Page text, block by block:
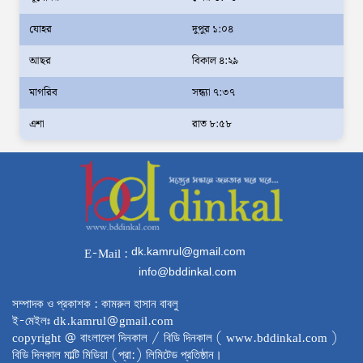
দক্ষিণখানে সেই নারী চিকিৎসককে খুনের মামলায়
গ্রেপ্তার তার স্বামী সোহেল রানার দুই দিনের রিমান্ড
আদালত
আইনশৃঙ্খলা পরিস্থিতি সম্পূর্ণ নিয়ন্ত্রণে রয়েছে:
স্বরাষ্ট্রমন্ত্রীর সঙ্গে অস্ট্রেলিয়ার নাগরিকত্ব, কাস্টম
ও বহুসংস্কৃতি বিষয়ক সহকারী মন্ত্রীর সাক্ষাৎ
‘তরুণদের উৎসাহ দিলেন যুব ও ক্রীড়া প্রতিমন্ত্রী,
এলজিআরডি প্রতিমন্ত্রী, জনপ্রশাসন প্রতিমন্ত্রীসহ
বগুড়ার সংসদ সদস্যরা’
টাকা সহ জন মাদক ব্যবসায়ীকে গ্রেফতার করেছে
র‌্যাব কুষ্টিয়া
যোহর
দুপুর ১:০৪
আছর
বিকাল ৪:২৯
মাগরিব
সন্ধ্যা ৭:৩৭
এশা
রাত ৮:৫৮
E-Mail : dk.kamrul@gmail.com
info@bddinkal.com
সম্পাদক ও প্রকাশক : কামরুল হাসান বাবলু
ই-মেইলঃ dk.kamrul@gmail.com
copyright @ বাংলাদেশ দিনকাল / বিডি দিনকাল ( www.bddinkal.com )
বিডি দিনকাল মাল্টি মিডিয়া (প্রা:) লিমিটেড প্রতিষ্ঠান।